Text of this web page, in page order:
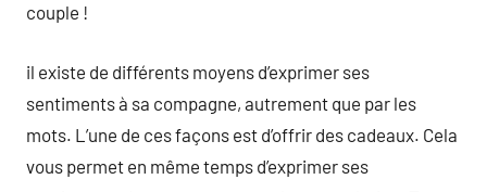
couple !
il existe de différents moyens d’exprimer ses
sentiments à sa compagne, autrement que par les
mots. L’une de ces façons est d’offrir des cadeaux. Cela
vous permet en même temps d’exprimer ses